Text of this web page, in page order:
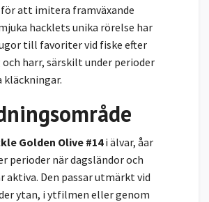
att imitera framväxande
hacklets unika rörelse har
till favoriter vid fiske efter
harr, särskilt under perioder
kläckningar.
Golden Olive #14i älvar, åar
perioder när dagsländor och
aktiva. Den passar utmärkt vid
ytan, i ytfilmen eller genom